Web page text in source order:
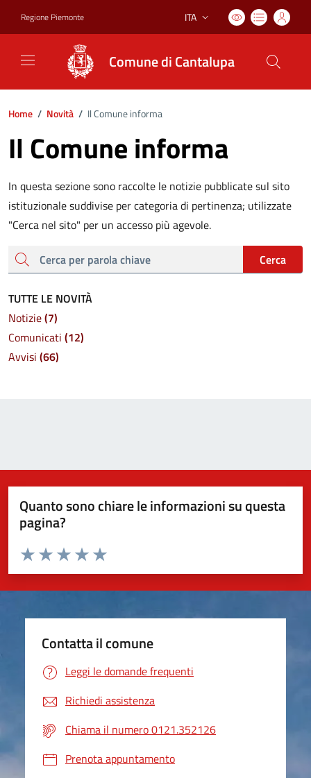
Regione Piemonte Lingua attiva:
ITA
Comune di Cantalupa
Home / Novità / Il Comune informa
Il Comune informa
In questa sezione sono raccolte le notizie pubblicate sul sito
istituzionale suddivise per categoria di pertinenza; utilizzate
"Cerca nel sito" per un accesso più agevole.
cerca
Cerca
TUTTE LE NOVITÀ
Notizie(7)
Comunicati (12)
Avvisi (66)
Quanto sono chiare le informazioni su questa
pagina?
Valuta da 1 a 5 stelle la pagina
Valuta 5 stelle su 5
Valuta 4 stelle su 5
Valuta 3 stelle su 5
Valuta 2 stelle su 5
Valuta 1 stelle su 5
Contatta il comune
Leggi le domande frequenti
Richiedi assistenza
Chiama il numero 0121.352126
Prenota appuntamento